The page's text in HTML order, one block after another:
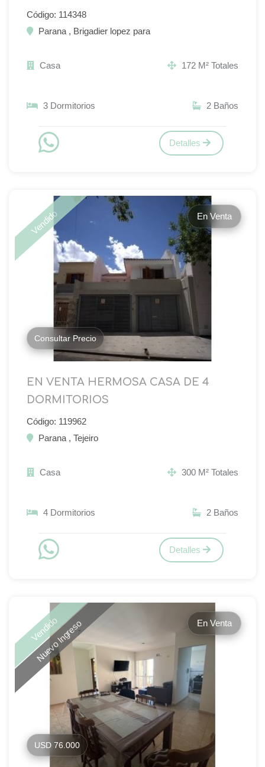
Código: 114348
Parana , Brigadier lopez para
Casa 172 M² Totales
3 Dormitorios 2 Baños
Detalles
Vendido En Venta
Consultar Precio
EN VENTA HERMOSA CASA DE 4
DORMITORIOS
Código: 119962
Parana , Tejeiro
Casa 300 M² Totales
4 Dormitorios 2 Baños
Detalles
Vendido
Nuevo Ingreso En Venta
USD 76.000